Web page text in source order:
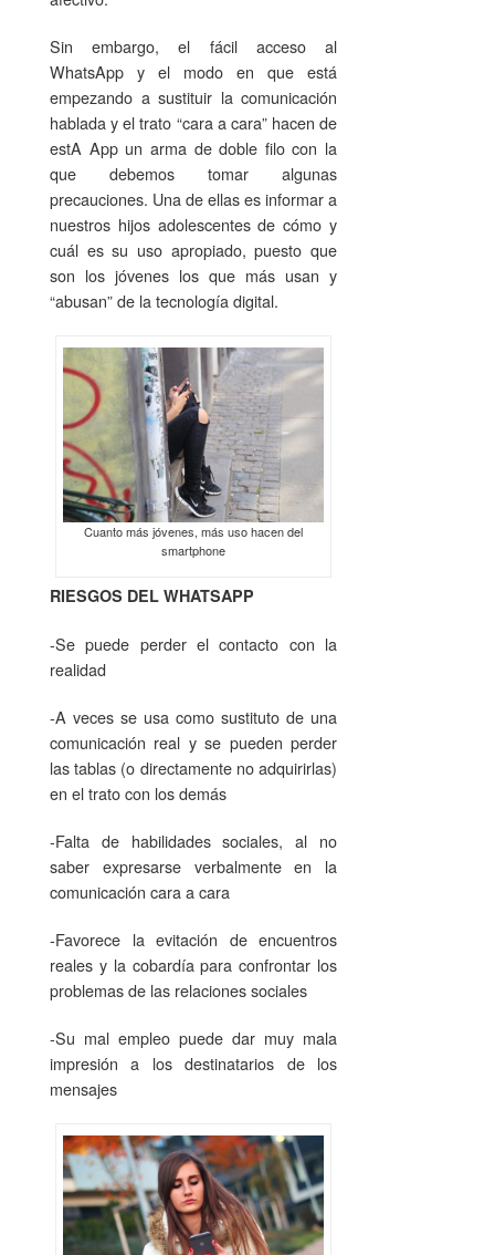
Sin embargo, el fácil acceso al
WhatsApp y el modo en que está
empezando a sustituir la comunicación
hablada y el trato “cara a cara” hacen de
estA App un arma de doble filo con la
que debemos tomar algunas
precauciones. Una de ellas es informar a
nuestros hijos adolescentes de cómo y
cuál es su uso apropiado, puesto que
son los jóvenes los que más usan y
“abusan” de la tecnología digital.
Cuanto más jóvenes, más uso hacen del
smartphone
RIESGOS DEL WHATSAPP
-Se puede perder el contacto con la
realidad
-A veces se usa como sustituto de una
comunicación real y se pueden perder
las tablas (o directamente no adquirirlas)
en el trato con los demás
-Falta de habilidades sociales, al no
saber expresarse verbalmente en la
comunicación cara a cara
-Favorece la evitación de encuentros
reales y la cobardía para confrontar los
problemas de las relaciones sociales
-Su mal empleo puede dar muy mala
impresión a los destinatarios de los
mensajes